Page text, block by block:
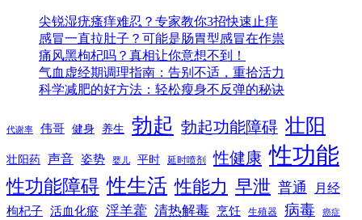
尖锐湿疣瘙痒难忍？专家教你3招快速止痒
感冒一直拉肚子？可能是肠胃型感冒在作祟
痛风黑枸杞吗？真相让你意想不到！
气血虚经期调理指南：告别不适，重拾活力
科学减肥的好方法：轻松瘦身不反弹的秘诀
代谢率 伟哥 健身 养生 勃起 勃起功能障碍 壮阳
壮阳药 声音 姿势 婴儿 平时 延时喷剂 性健康 性功能
性功能障碍 性生活 性能力 早泄 普通 月经
枸杞子 活血化瘀 淫羊藿 清热解毒 烹饪 生殖器 病毒 癌症